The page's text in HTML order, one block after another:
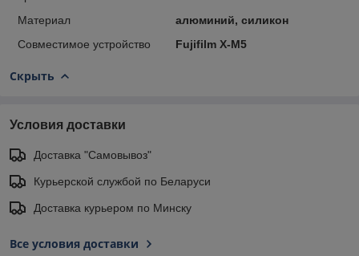
Материал
алюминий, силикон
Совместимое устройство
Fujifilm X-M5
Скрыть
Условия доставки
Доставка "Самовывоз"
Курьерской службой по Беларуси
Доставка курьером по Минску
Все условия доставки